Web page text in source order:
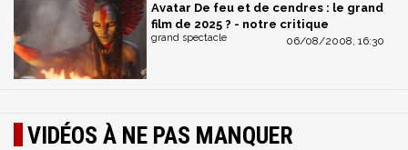
Avatar De feu et de cendres : le grand
film de 2025 ? - notre critique
06/08/2008, 16:30
grand spectacle
VIDÉOS À NE PAS MANQUER